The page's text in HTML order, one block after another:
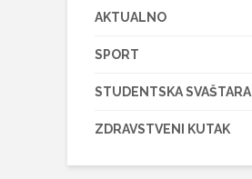
AKTUALNO
SPORT
STUDENTSKA SVAŠTARA
ZDRAVSTVENI KUTAK